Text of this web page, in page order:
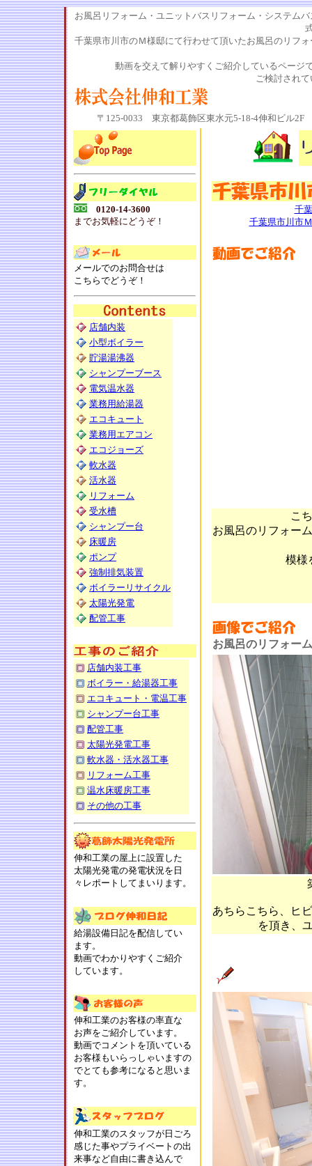
お風呂リフォーム・ユニットバスリフォーム・システム
千葉県市川市のＭ様邸にて行わせて頂いたお風呂のリフ
動画を交えて解りやすくご紹介しているページ
ご検討され
〒125-0033 東京都葛飾区東水元5-18-4伸和ビル
0120-14-3600
までお気軽にどうぞ！
メールでのお問合せは
こちらでどうぞ！
店舗内装
小型ボイラー
貯湯湯沸器
シャンプーブース
電気温水器
業務用給湯器
エコキュート
業務用エアコン
エコジョーズ
軟水器
活水器
リフォーム
受水槽
シャンプー台
床暖房
ポンプ
強制排気装置
ボイラーリサイクル
太陽光発電
配管工事
店舗内装工事
ボイラー・給湯器工事
エコキュート・電温工事
シャンプー台工事
配管工事
太陽光発電工事
軟水器・活水器工事
リフォーム工事
温水床暖房工事
その他の工事
伸和工業の屋上に設置した
太陽光発電の発電状況を日
々レポートしてまいります。
給湯設備日記を配信してい
ます。
動画でわかりやすくご紹介
しています。
伸和工業のお客様の率直な
お声をご紹介しています。
動画でコメントを頂いている
お客様もいらっしゃいますの
でとても参考になると思いま
す。
伸和工業のスタッフが日ごろ
感じた事やプライベートの出
来事など自由に書き込んで
千
千葉県市川市
こ
お風呂のリフォー
模様
お風呂のリフォーム
あちらこちら、ヒ
を頂き、